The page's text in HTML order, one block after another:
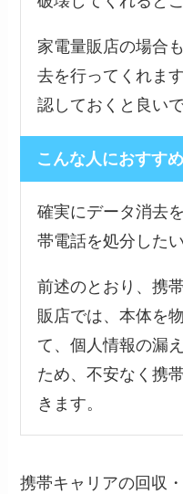
家電量販店の場合
去を行ってくれま
認しておくと良い
こんな人におすすめ
確実にデータ消去
帯電話を処分した
前述のとおり、携
販店では、本体を
て、個人情報の漏
ため、不安なく携
きます。
携帯キャリアの回収